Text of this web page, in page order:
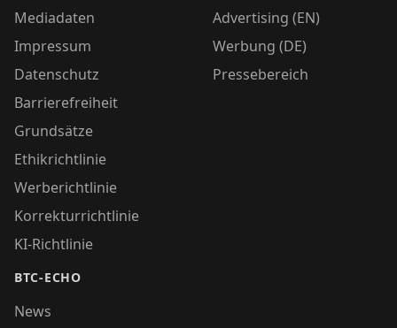
Mediadaten
Impressum
Datenschutz
Barrierefreiheit
Grundsätze
Ethikrichtlinie
Werberichtlinie
Korrekturrichtlinie
KI-Richtlinie
BTC-ECHO
News
Advertising (EN)
Werbung (DE)
Pressebereich